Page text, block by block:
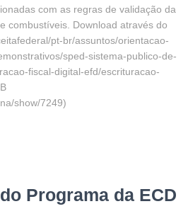
com as regras de validação da
combustíveis. Download através do
pt-br/assuntos/orientacao-
sped-sistema-publico-de-
fiscal-digital-efd/escrituracao-
show/7249)
Programa da ECD